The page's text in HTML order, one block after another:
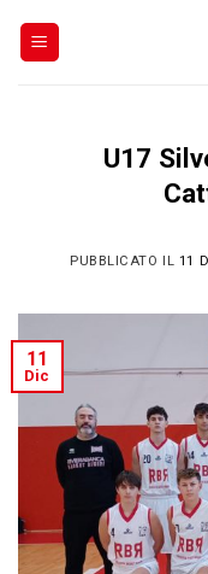
U17
PUBBLICATO IL 11
11
Dic